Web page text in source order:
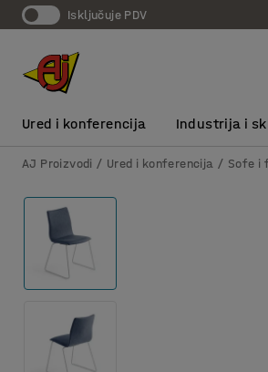
Isključuje PDV
Ured i konferencija Industrija i
AJ Proizvodi Ured i konferencija Sofe i